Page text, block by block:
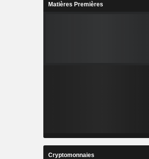
Matières Premières
Cryptomonnaies